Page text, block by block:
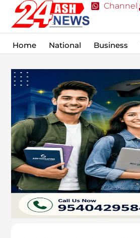
Channel
Home National Business